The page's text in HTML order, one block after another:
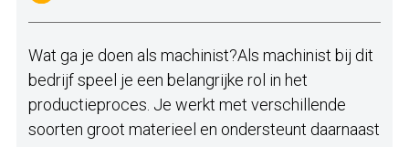
Wat ga je doen als machinist?Als machinist bij dit
bedrijf speel je een belangrijke rol in het
productieproces. Je werkt met verschillende
soorten groot materieel en ondersteunt daarnaast